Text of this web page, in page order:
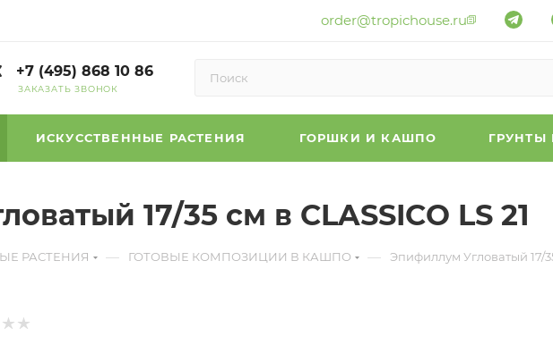
order@tropichouse.ru
+7 (495) 868 10 86
ЗАКАЗАТЬ ЗВОНОК
ИСКУССТВЕННЫЕ РАСТЕНИЯ ГОРШКИ И КАШПО ГРУНТЫ
17/35 см в CLASSICO LS 21
РАСТЕНИЯ — ГОТОВЫЕ КОМПОЗИЦИИ В КАШПО — Эпифиллум Угловатый 17/